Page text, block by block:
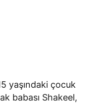
yaşındaki çocuk
babası Shakeel,